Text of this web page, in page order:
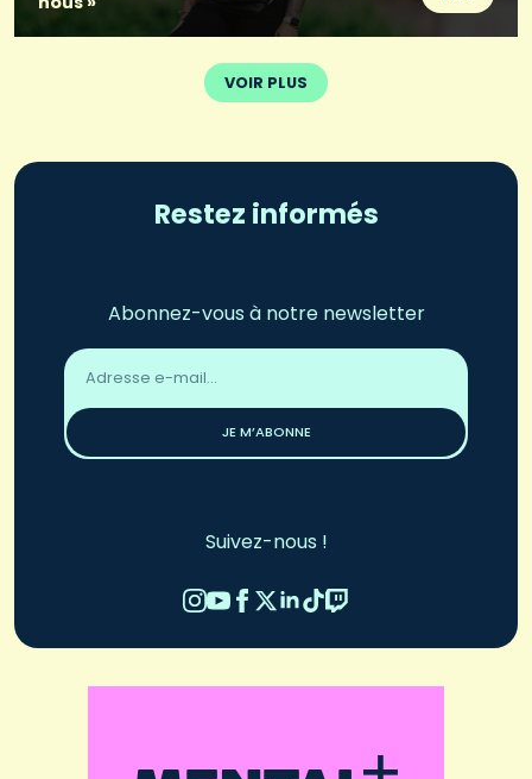
VOIR PLUS
Restez informés
Abonnez-vous à notre newsletter
Adresse
email
JE M’ABONNE
Suivez-nous !